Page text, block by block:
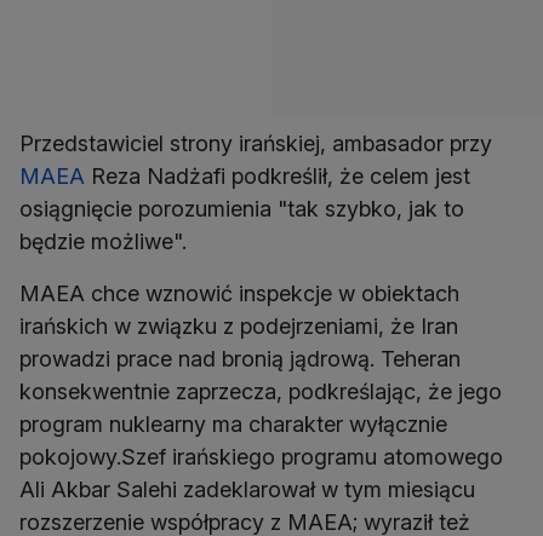
Przedstawiciel strony irańskiej, ambasador przy
MAEA Reza Nadżafi podkreślił, że celem jest
osiągnięcie porozumienia "tak szybko, jak to
będzie możliwe".
MAEA chce wznowić inspekcje w obiektach
irańskich w związku z podejrzeniami, że Iran
prowadzi prace nad bronią jądrową. Teheran
konsekwentnie zaprzecza, podkreślając, że jego
program nuklearny ma charakter wyłącznie
pokojowy.Szef irańskiego programu atomowego
Ali Akbar Salehi zadeklarował w tym miesiącu
rozszerzenie współpracy z MAEA; wyraził też